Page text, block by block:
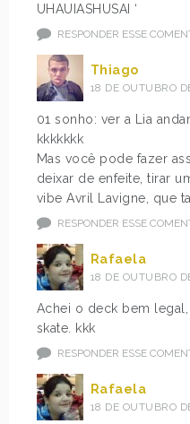
UHAUIASHUSAI ‘
RESPONDER ESSE
Thiago
18 DE OUTUBRO
01 sonho: ver a Lia
kkkkkkk
Mas você pode fazer
deixar de enfeite, tirar
vibe Avril Lavigne, que
RESPONDER ESSE
Rafaela
18 DE OUTUBRO
Achei o deck bem
skate. kkk
RESPONDER ESSE
Rafaela
18 DE OUTUBRO